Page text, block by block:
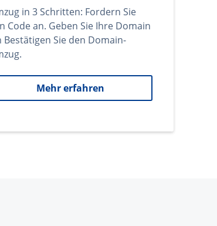
in 3 Schritten: Fordern Sie
Code an. Geben Sie Ihre Domain
Bestätigen Sie den Domain-
Mehr erfahren